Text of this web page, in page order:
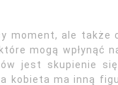
ale także
które mogą
jest skupienie
kobieta ma inną